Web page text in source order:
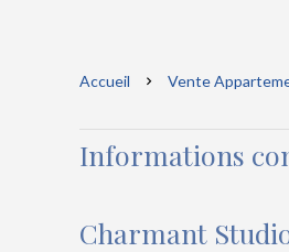
Accueil Vente
Informations
Charmant